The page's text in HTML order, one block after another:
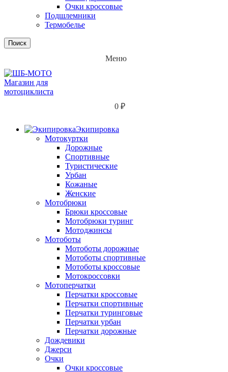
Очки кроссовые
Подшлемники
Термобелье
Поиск
Меню
0 ₽
Экипировка
Мотокуртки
Дорожные
Спортивные
Туристические
Урбан
Кожаные
Женские
Мотобрюки
Брюки кроссовые
Мотобрюки туринг
Мотоджинсы
Мотоботы
Мотоботы дорожные
Мотоботы спортивные
Мотоботы кроссовые
Мотокроссовки
Мотоперчатки
Перчатки кроссовые
Перчатки спортивные
Перчатки туринговые
Перчатки урбан
Перчатки дорожные
Дождевики
Джерси
Очки
Очки кроссовые